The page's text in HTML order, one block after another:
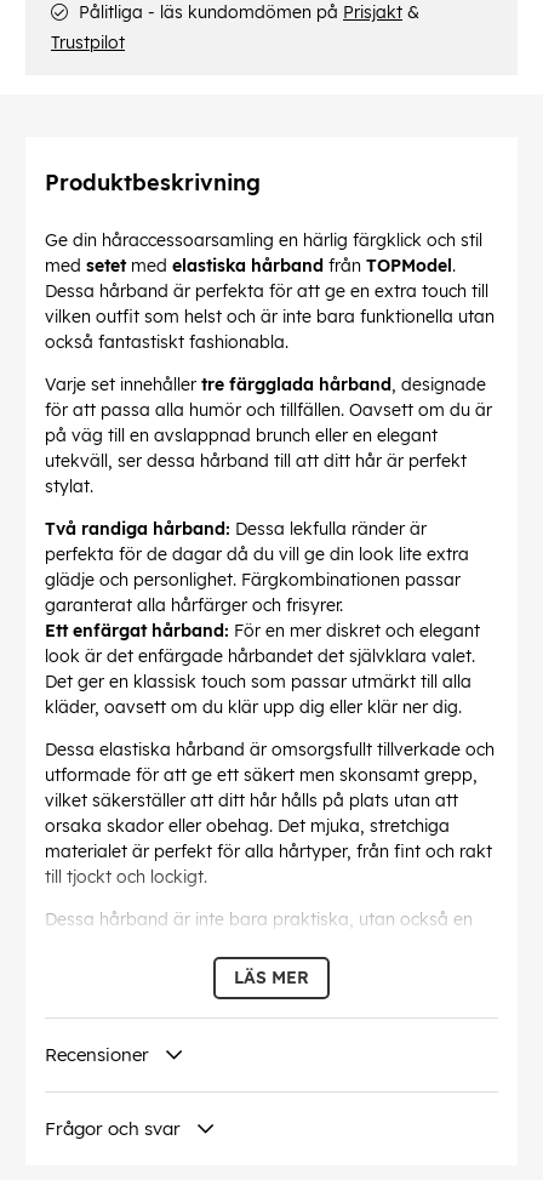
Pålitliga - läs kundomdömen på Prisjakt &
Trustpilot
Produktbeskrivning
Ge din håraccessoarsamling en härlig färgklick och stil
med setetmed elastiska hårband från TOPModel.
Dessa hårband är perfekta för att ge en extra touch till
vilken outfit som helst och är inte bara funktionella utan
också fantastiskt fashionabla.
Varje set innehåller tre färgglada hårband, designade
för att passa alla humör och tillfällen. Oavsett om du är
på väg till en avslappnad brunch eller en elegant
utekväll, ser dessa hårband till att ditt hår är perfekt
stylat.
Två randiga hårband: Dessa lekfulla ränder är
perfekta för de dagar då du vill ge din look lite extra
glädje och personlighet. Färgkombinationen passar
garanterat alla hårfärger och frisyrer.
Ett enfärgat hårband: För en mer diskret och elegant
look är det enfärgade hårbandet det självklara valet.
Det ger en klassisk touch som passar utmärkt till alla
kläder, oavsett om du klär upp dig eller klär ner dig.
Dessa elastiska hårband är omsorgsfullt tillverkade och
utformade för att ge ett säkert men skonsamt grepp,
vilket säkerställer att ditt hår hålls på plats utan att
orsaka skador eller obehag. Det mjuka, stretchiga
materialet är perfekt för alla hårtyper, från fint och rakt
till tjockt och lockigt.
Dessa hårband är inte bara praktiska, utan också en
unna dig själv eller någon speciell är det elastiska
hårbandssetet "TOPModel" ett genomtänkt och stilfullt
val.
Så varför nöja sig med det vanliga när du kan lyfta din
frisyr med dessa iögonfallande accessoarer? Lägg till
TOPModel-setet med elastiska hårband. Ditt hår
LÄS MER
Recensioner
Frågor och svar